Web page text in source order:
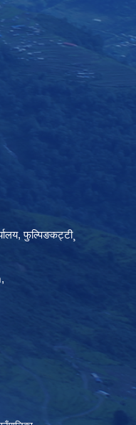
फुल्पिङकट्टी¸
,